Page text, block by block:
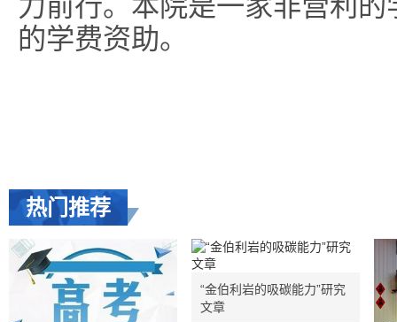
的学费资助。
热门推荐
“金伯利岩的吸碳能力”研究
文章